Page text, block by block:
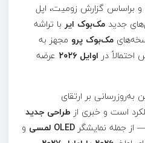
و براساس گزارش زومیت، اپل
جدید مک‌بوک ایر با تراشه
مک‌بوک پرو مجهز به
اوایل ۲۰۲۶
عرضه
بر ارتقای
است و خبری از طراحی جدید
از جمله نمایشگر OLED لمسی
و